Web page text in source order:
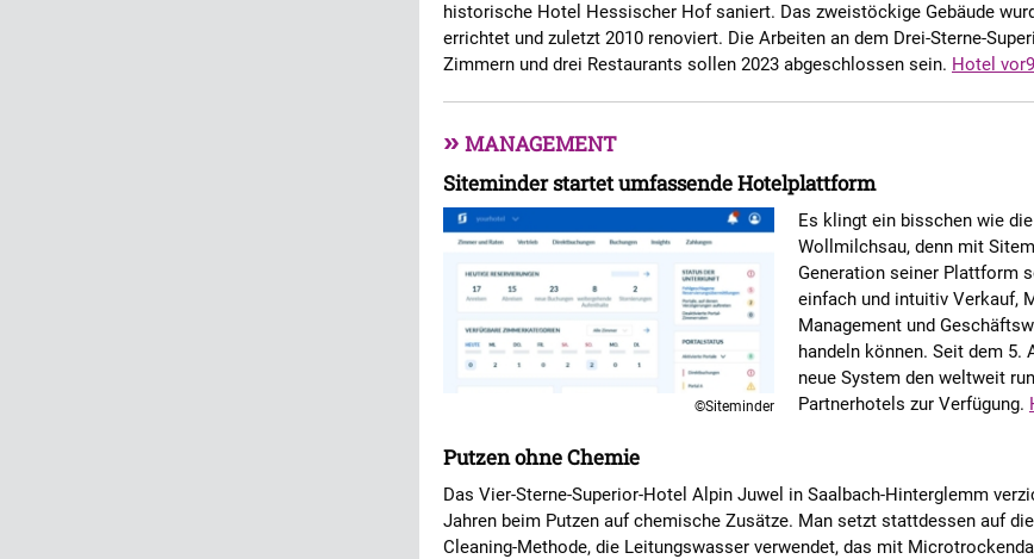
historische Hotel Hessischer Hof saniert. Das zweistöckige Gebäude
errichtet und zuletzt 2010 renoviert. Die Arbeiten an dem Drei-Sterne-
Zimmern und drei Restaurants sollen 2023 abgeschlossen sein. Hotel vor9
» MANAGEMENT
Siteminder startet umfassende Hotelplattform
©Siteminder
Es klingt ein bisschen wie
Wollmilchsau, denn mit
Generation seiner Plattform
einfach und intuitiv Verkauf,
Management und
handeln können. Seit dem 5.
neue System den weltweit
Partnerhotels zur Verfügung.
Putzen ohne Chemie
Das Vier-Sterne-Superior-Hotel Alpin Juwel in Saalbach-Hinterglemm
Jahren beim Putzen auf chemische Zusätze. Man setzt stattdessen auf
Cleaning-Methode, die Leitungswasser verwendet, das mit